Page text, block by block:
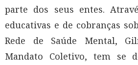
parte dos seus entes.
educativas e de cobranças
Rede de Saúde Mental,
Mandato Coletivo, tem se